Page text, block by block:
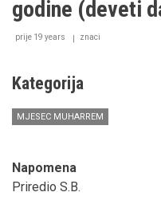
dan)
godine (deveti
prije 19 years znaci
Kategorija
MJESEC MUHARREM
Napomena
Priredio S.B.